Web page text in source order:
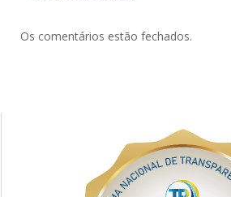
Os comentários estão fechados.